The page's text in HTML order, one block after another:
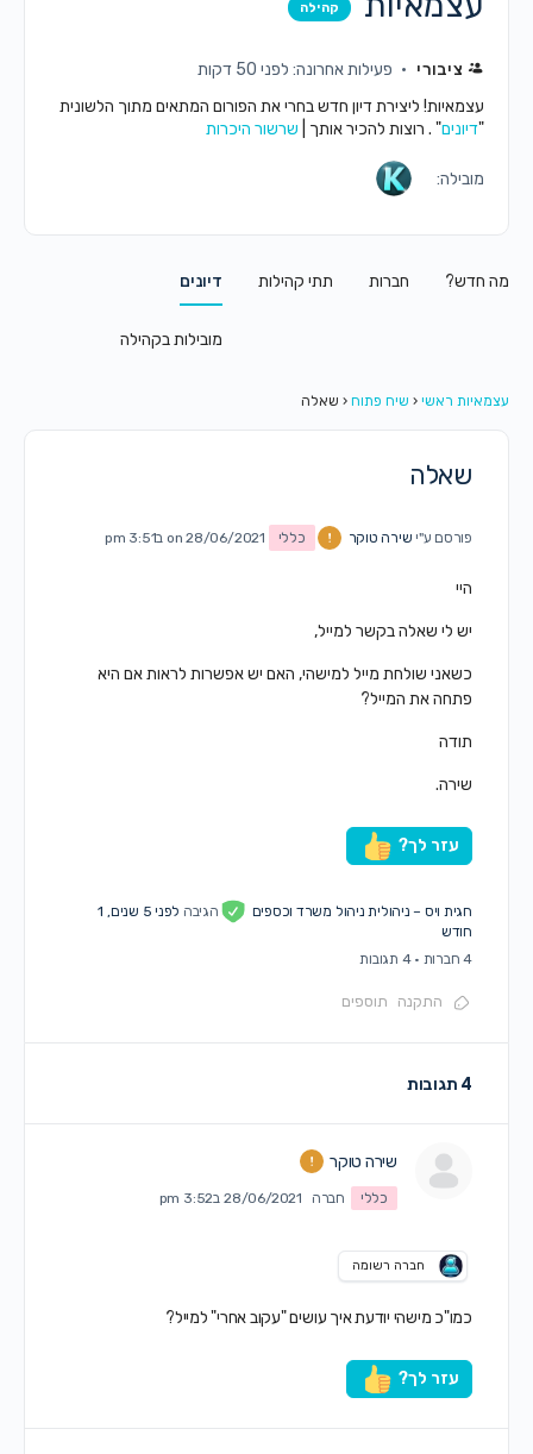
קהילה
ציבורי
פעילות אחרונה: לפני 50 דקות
עצמאיות! ליצירת דיון חדש בחרי את הפורום המתאים מתוך הלשונית
"דיונים" . רוצות להכיר אותך | שרשור היכרות
מובילה:
מה חדש? חברות תתי קהילות דיונים
מובילות בקהילה
עצמאיות ראשי ‹ שיח פתוח ‹ שאלה
שאלה
פורסם ע"י שירה טוקר כללי on 28/06/2021 ב3:51 pm
היי
יש לי שאלה בקשר למייל,
כשאני שולחת מייל למישהי, האם יש אפשרות לראות אם היא
פתחה את המייל?
תודה
שירה.
עזר לך?
חגית ויס – ניהולית ניהול משרד וכספים הגיבה
לפני 5 שנים, 1
חודש
4 חברות
· 4 תגובות
התקנה תוספים
4 תגובות
שירה טוקר
כללי חברה 28/06/2021 ב3:52 pm
חברה רשומה
כמו"כ מישהי יודעת איך עושים "עקוב אחרי" למייל?
עזר לך?